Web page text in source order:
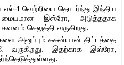
எல்-1 வெற்றியை தொடர்ந்து இந்திய
இஸ்ரோ, அடுத்ததாக
செலுத்தி வருகிறது.
அனுப்பும் ககன்யான் திட்டத்தை
வருகிறது. இதற்காக இஸ்ரோ,